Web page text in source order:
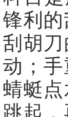
锋利
刮胡
动；
蜻蜓
跳起